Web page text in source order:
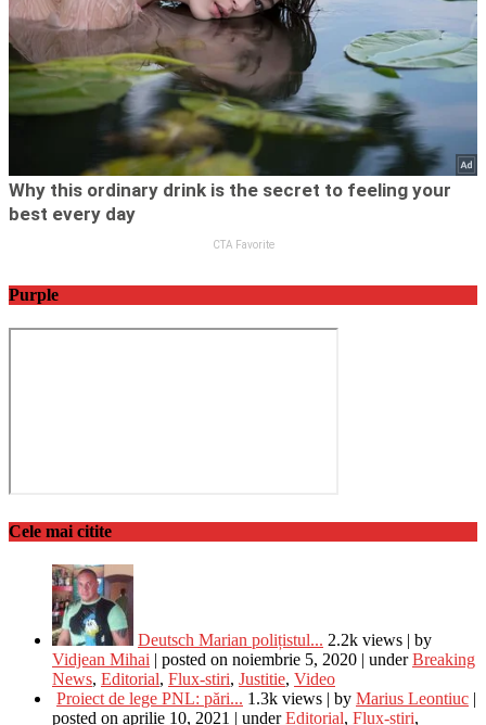
Purple
Cele mai citite
Deutsch Marian polițistul... 2.2k views
by
Vidjean Mihai
posted on noiembrie 5, 2020 underBreaking
News, Editorial, Flux-stiri, Justitie, Video
Proiect de lege PNL: pări... 1.3k views by Marius Leontiuc
posted on aprilie 10, 2021
underEditorial, Flux-stiri,